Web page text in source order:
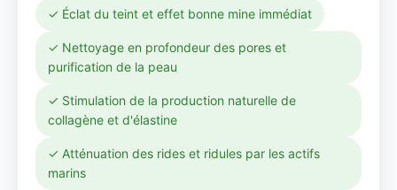
✓ Éclat du teint et effet bonne mine immédiat
✓ Nettoyage en profondeur des pores et
purification de la peau
✓ Stimulation de la production naturelle de
collagène et d'élastine
✓ Atténuation des rides et ridules par les actifs
marins